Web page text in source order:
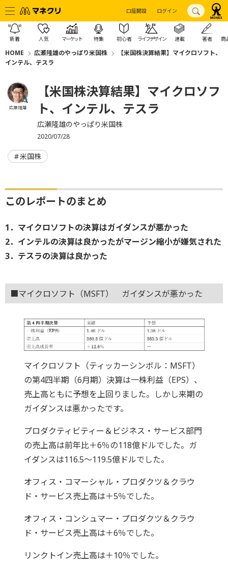
口座開設 ログイン
新着 人気 マーケット 特集 初心者 ライフデザイン 連載 著者 商
HOME 広瀬隆雄のやっぱり米国株
【米国株決算結果】マイクロソフト、
インテル、テスラ
広瀬 隆雄
【米国株決算結果】マイクロソフ
ト、インテル、テスラ
広瀬隆雄のやっぱり米国株
2020/07/28
米国株
このレポートのまとめ
1．マイクロソフトの決算はガイダンスが悪かった
2．インテルの決算は良かったがマージン縮小が嫌気された
3．テスラの決算は良かった
■マイクロソフト（MSFT） ガイダンスが悪かった
マイクロソフト（ティッカーシンボル：MSFT）
の第4四半期（6月期）決算は一株利益（EPS）、
売上高ともに予想を上回りました。しかし来期の
ガイダンスは悪かったです。
プロダクティビティー＆ビジネス・サービス部門
の売上高は前年比＋6％の118億ドルでした。ガ
イダンスは116.5～119.5億ドルでした。
オフィス・コマーシャル・プロダクツ＆クラウ
ド・サービス売上高は＋5％でした。
オフィス・コンシュマー・プロダクツ＆クラウ
ド・サービス売上高は＋6％でした。
リンクトイン売上高は＋10％でした。